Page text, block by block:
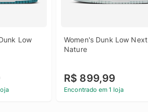
Low
Women's Dunk Low Next
Nature
R$ 899,99
Encontrado em 1 loja